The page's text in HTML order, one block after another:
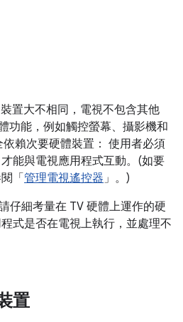
置大不相同，電視不包含其他
功能，例如觸控螢幕、攝影機和
賴次要硬體裝置： 使用者必須
能與電視應用程式互動。(如要
「 管理電視遙控器」。)
仔細考量在 TV 硬體上運作的硬
式是否在電視上執行，並處理不
置